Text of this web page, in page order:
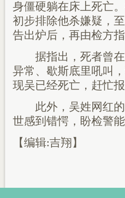
身僵硬躺在床上死亡
初步排除他杀嫌疑，
告出炉后，再由检方指
据指出，死者曾在
异常、歇斯底里吼叫
现吴已经死亡，赶忙报
此外，吴姓网红的
世感到错愕，盼检警
【编辑:吉翔】